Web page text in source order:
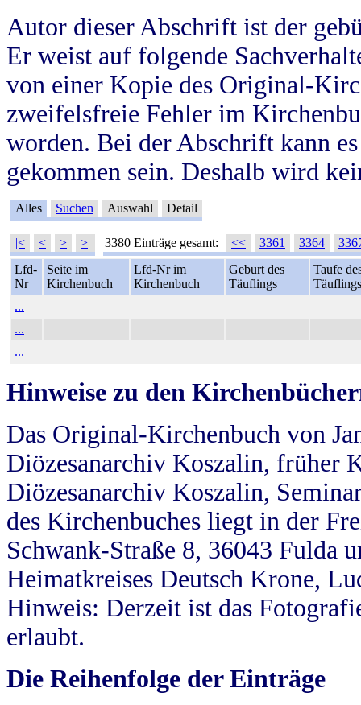
Autor dieser Abschrift ist der
Er weist auf folgende
von einer Kopie des Original-
zweifelsfreie Fehler im
worden. Bei der Abschrift kann
gekommen sein. Deshalb wird
Alles Suchen Auswahl Detail
|< < > >| 3380 Einträge gesamt: << 3361 3364
Lfd-
Nr
Seite im
Kirchenbuch
Lfd-Nr im
Kirchenbuch
Geburt des
Täuflings
Taufe
Täuflings
...
...
...
Hinweise zu den
Das Original-Kirchenbuch von
Diözesanarchiv Koszalin, früher
Diözesanarchiv Koszalin,
des Kirchenbuches liegt in der
Schwank-Straße 8, 36043 Fulda
Heimatkreises Deutsch Krone,
Hinweis: Derzeit ist das
erlaubt.
Die Reihenfolge der Einträge